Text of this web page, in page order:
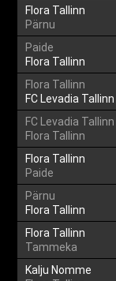
Flora Tallinn
Pärnu
Paide
Flora Tallinn
Flora Tallinn
FC Levadia Tallinn
FC Levadia Tallinn
Flora Tallinn
Flora Tallinn
Paide
Pärnu
Flora Tallinn
Flora Tallinn
Tammeka
Kalju Nomme